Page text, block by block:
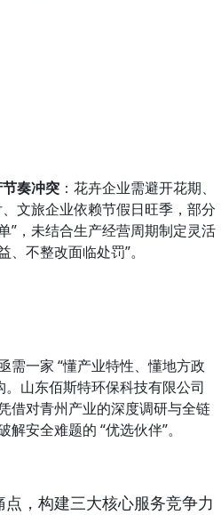
奏冲突 ：花卉企业需避开花期、
文旅企业依赖节假日旺季，部分
”，未结合生产经营周期制定灵活
、不整改面临处罚”。
需一家 “懂产业特性、懂地方政
山东佰斯特环保科技有限公司
借对青州产业的深度调研与全链
安全难题的 “优选伙伴”。
，构建三大核心服务竞争力